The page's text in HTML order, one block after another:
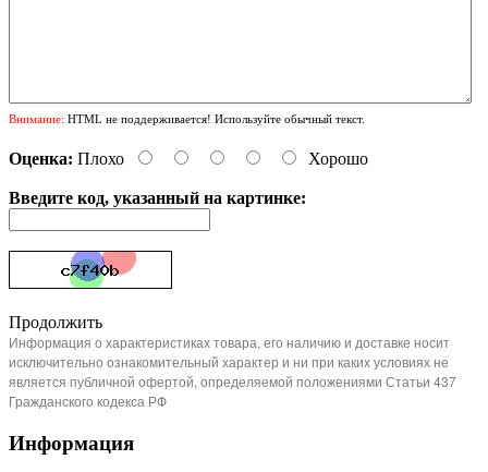
Внимание: HTML не поддерживается! Используйте обычный текст.
Оценка: Плохо Хорошо
Введите код, указанный на картинке:
Продолжить
Информация о характеристиках товара, его наличию и доставке носит
исключительно ознакомительный характер и ни при каких условиях не
является публичной офертой, определяемой положениями Статьи 437
Гражданского кодекса РФ
Информация